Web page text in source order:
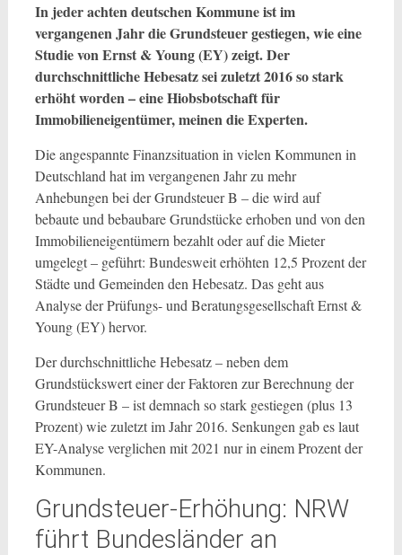
In jeder achten deutschen Kommune ist im
vergangenen Jahr die Grundsteuer gestiegen, wie eine
Studie von Ernst & Young (EY) zeigt. Der
durchschnittliche Hebesatz sei zuletzt 2016 so stark
erhöht worden – eine Hiobsbotschaft für
Immobilieneigentümer, meinen die Experten.
Die angespannte Finanzsituation in vielen Kommunen in
Deutschland hat im vergangenen Jahr zu mehr
Anhebungen bei der Grundsteuer B – die wird auf
bebaute und bebaubare Grundstücke erhoben und von den
Immobilieneigentümern bezahlt oder auf die Mieter
umgelegt – geführt: Bundesweit erhöhten 12,5 Prozent der
Städte und Gemeinden den Hebesatz. Das geht aus
Analyse der Prüfungs- und Beratungsgesellschaft Ernst &
Young (EY) hervor.
Der durchschnittliche Hebesatz – neben dem
Grundstückswert einer der Faktoren zur Berechnung der
Grundsteuer B – ist demnach so stark gestiegen (plus 13
Prozent) wie zuletzt im Jahr 2016. Senkungen gab es laut
EY-Analyse verglichen mit 2021 nur in einem Prozent der
Kommunen.
Grundsteuer-Erhöhung: NRW
führt Bundesländer an